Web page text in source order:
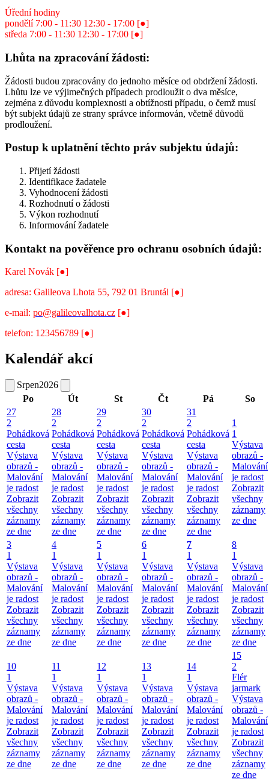
Úřední hodiny
pondělí 7:00 - 11:30 12:30 - 17:00 [●]
středa 7:00 - 11:30 12:30 - 17:00 [●]
Lhůta na zpracování žádosti:
Žádosti budou zpracovány do jednoho měsíce od obdržení žádosti.
Lhůtu lze ve výjimečných případech prodloužit o dva měsíce,
zejména z důvodu komplexnosti a obtížnosti případu, o čemž musí
být subjekt údajů ze strany správce informován, včetně důvodů
prodloužení.
Postup k uplatnění těchto práv subjektu údajů:
Přijetí žádosti
Identifikace žadatele
Vyhodnocení žádosti
Rozhodnutí o žádosti
Výkon rozhodnutí
Informování žadatele
Kontakt na pověřence pro ochranu osobních údajů:
Karel Novák [●]
adresa: Galileova Lhota 55, 792 01 Bruntál [●]
e-mail: po@galileovalhota.cz [●]
telefon: 123456789 [●]
Kalendář akcí
Srpen2026
Po
Út St Čt Pá
So
27
2
Pohádková
cesta
Výstava
obrazů -
Malování
je radost
Zobrazit
všechny
záznamy
ze dne
28
2
Pohádková
cesta
Výstava
obrazů -
Malování
je radost
Zobrazit
všechny
záznamy
ze dne
29
2
Pohádková
cesta
Výstava
obrazů -
Malování
je radost
Zobrazit
všechny
záznamy
ze dne
30
2
Pohádková
cesta
Výstava
obrazů -
Malování
je radost
Zobrazit
všechny
záznamy
ze dne
31
2
Pohádková
cesta
Výstava
obrazů -
Malování
je radost
Zobrazit
všechny
záznamy
ze dne
1
1
Výstava
obrazů -
Malování
je radost
Zobrazit
všechny
záznamy
ze dne
3
1
Výstava
obrazů -
Malování
je radost
Zobrazit
všechny
záznamy
ze dne
4
1
Výstava
obrazů -
Malování
je radost
Zobrazit
všechny
záznamy
ze dne
5
1
Výstava
obrazů -
Malování
je radost
Zobrazit
všechny
záznamy
ze dne
6
1
Výstava
obrazů -
Malování
je radost
Zobrazit
všechny
záznamy
ze dne
7
1
Výstava
obrazů -
Malování
je radost
Zobrazit
všechny
záznamy
ze dne
8
1
Výstava
obrazů -
Malování
je radost
Zobrazit
všechny
záznamy
ze dne
10
1
Výstava
obrazů -
Malování
je radost
Zobrazit
všechny
záznamy
ze dne
11
1
Výstava
obrazů -
Malování
je radost
Zobrazit
všechny
záznamy
ze dne
12
1
Výstava
obrazů -
Malování
je radost
Zobrazit
všechny
záznamy
ze dne
13
1
Výstava
obrazů -
Malování
je radost
Zobrazit
všechny
záznamy
ze dne
14
1
Výstava
obrazů -
Malování
je radost
Zobrazit
všechny
záznamy
ze dne
15
2
Flér
jarmark
Výstava
obrazů -
Malování
je radost
Zobrazit
všechny
záznamy
ze dne